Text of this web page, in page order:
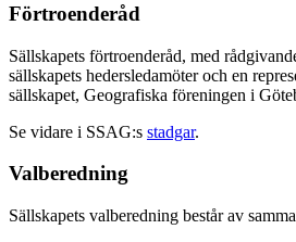
Förtroenderåd
Sällskapets förtroenderåd, med
sällskapets hedersledamöter och en
sällskapet, Geografiska föreningen i
Se vidare i SSAG:s stadgar.
Valberedning
Sällskapets valberedning består av